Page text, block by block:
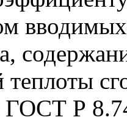
теплоты
Р